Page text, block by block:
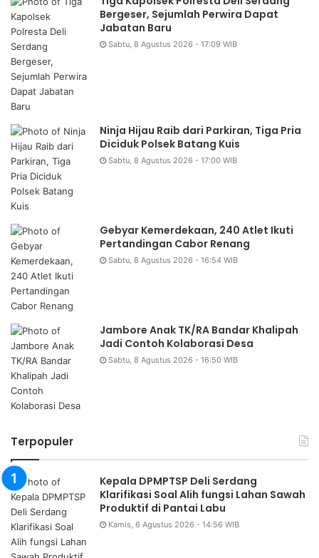
Bergeser, Sejumlah Perwira Dapat
Jabatan Baru
Sabtu, 8 Agustus 2026 - 17:09 WIB
Ninja Hijau Raib dari Parkiran, Tiga Pria
Diciduk Polsek Batang Kuis
Sabtu, 8 Agustus 2026 - 17:00 WIB
Gebyar Kemerdekaan, 240 Atlet Ikuti
Pertandingan Cabor Renang
Sabtu, 8 Agustus 2026 - 16:54 WIB
Jambore Anak TK/RA Bandar Khalipah
Jadi Contoh Kolaborasi Desa
Sabtu, 8 Agustus 2026 - 16:50 WIB
Terpopuler
Kepala DPMPTSP Deli Serdang
Klarifikasi Soal Alih fungsi Lahan Sawah
Produktif di Pantai Labu
Kamis, 6 Agustus 2026 - 14:56 WIB